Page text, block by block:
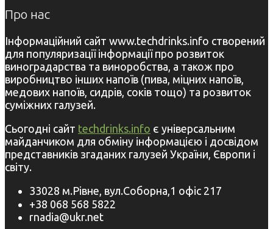
Про нас
Інформаційний сайт www.techdrinks.info створений
для популяризації інформації про розвиток
виноградарства та виноробства, а також про
виробництво інших напоїв (пива, міцних напоїв,
медових напоїв, сидрів, соків тощо) та розвиток
суміжних галузей.
Сьогодні сайт techdrinks.info є універсальним
майданчиком для обміну інформацією і досвідом
представників згаданих галузей України, Європи і
світу.
33028 м.Рівне, вул.Соборна,1 офіс 217
+38 068 568 5822
rnadia@ukr.net